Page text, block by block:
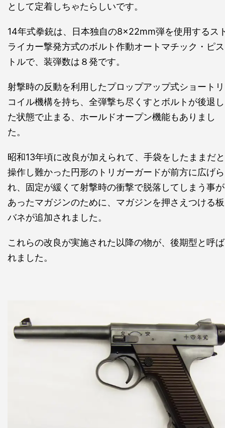
として定着しちゃたらしいです。
14年式拳銃は、日本独自の8×22mm弾を使用するス
ライカー撃発方式のボルト作動オートマチック・ピス
トルで、装弾数は８発です。
射撃時の反動を利用したプロップアップ式ショートリ
コイル機構を持ち、全弾撃ち尽くすとボルトが後退し
た状態で止まる、ホールドオープン機能もありまし
た。
昭和13年頃に改良が加えられて、手袋をしたままだと
操作し難かった円形のトリガーガードが前方に広げら
れ、固定が緩くて射撃時の衝撃で脱落してしまう事が
あったマガジンのために、マガジンを押さえつける板
バネが追加されました。
これらの改良が実施された以降の物が、後期型と呼ば
れました。